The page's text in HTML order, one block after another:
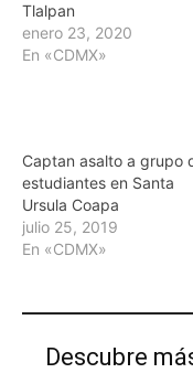
Tlalpan
enero 23, 2020
En «CDMX»
Captan asalto a grupo
estudiantes en Santa
Ursula Coapa
julio 25, 2019
En «CDMX»
Descubre